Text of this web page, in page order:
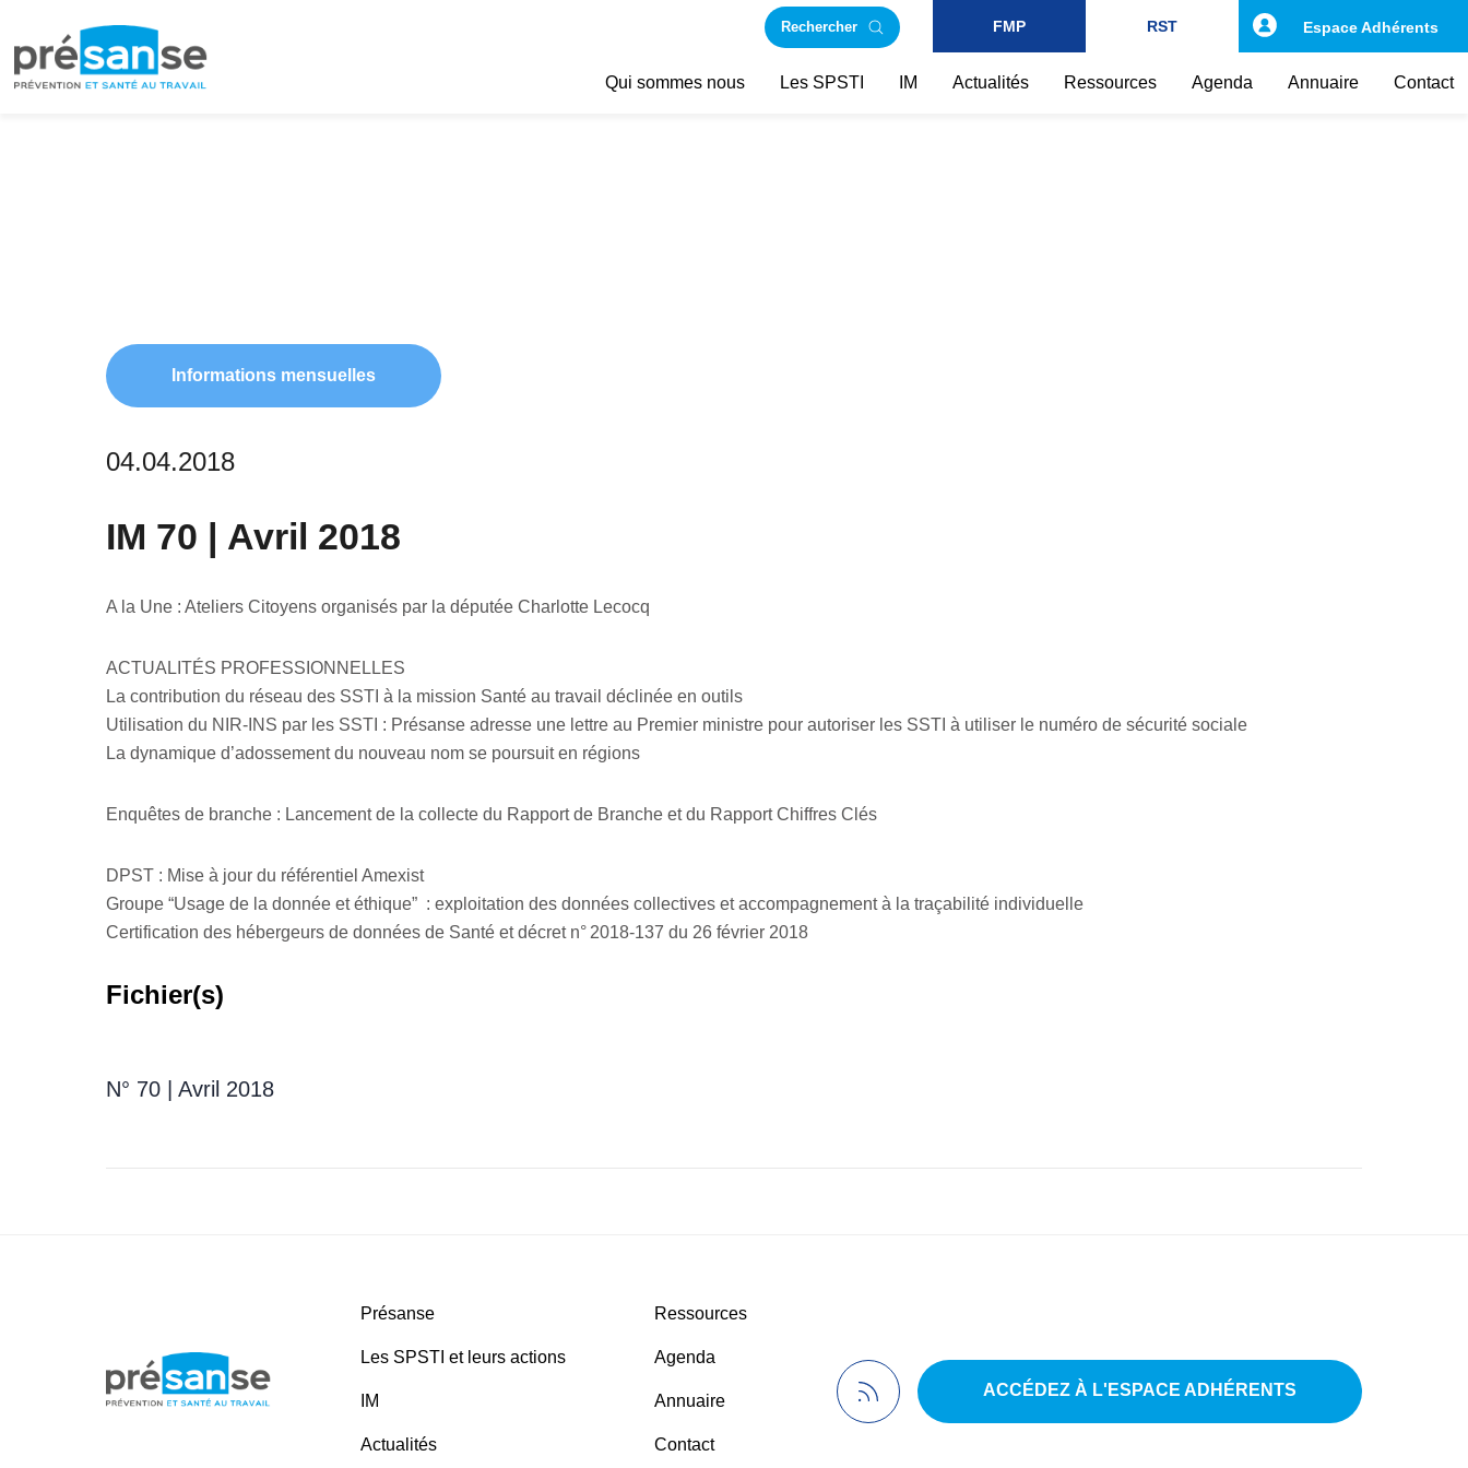
la
au
contenu
Rechercher FMP RST
Qui sommes nous Les SPSTI IM Actualités Ressources Agenda Annuaire Contact
Espace Adhérents
Informations mensuelles
04.04.2018
IM 70 | Avril 2018
A la Une : Ateliers Citoyens organisés par la députée Charlotte Lecocq
ACTUALITÉS PROFESSIONNELLES
La contribution du réseau des SSTI à la mission Santé au travail déclinée en outils
Utilisation du NIR-INS par les SSTI : Présanse adresse une lettre au Premier ministre pour autoriser les SSTI à utiliser le numéro de sécurité sociale
La dynamique d’adossement du nouveau nom se poursuit en régions
Enquêtes de branche : Lancement de la collecte du Rapport de Branche et du Rapport Chiffres Clés
DPST : Mise à jour du référentiel Amexist
Groupe “Usage de la donnée et éthique” : exploitation des données collectives et accompagnement à la traçabilité individuelle
Certification des hébergeurs de données de Santé et décret n° 2018-137 du 26 février 2018
Fichier(s)
N° 70 | Avril 2018
Présanse
Les SPSTI et leurs actions
IM
Actualités
Ressources
Agenda
Annuaire
Contact
ACCÉDEZ À L'ESPACE ADHÉRENTS